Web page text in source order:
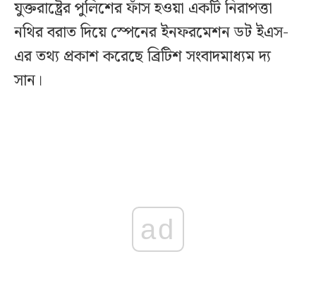
যুক্তরাষ্ট্রের পুলিশের ফাঁস হওয়া একটি নিরাপত্তা
নথির বরাত দিয়ে স্পেনের ইনফরমেশন ডট ইএস-
এর তথ্য প্রকাশ করেছে ব্রিটিশ সংবাদমাধ্যম দ্য
সান।
ad